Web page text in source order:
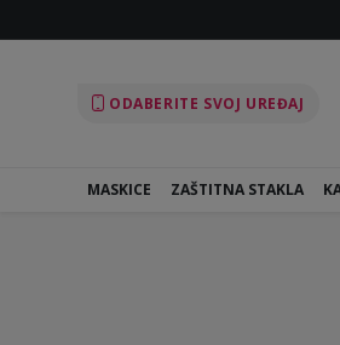
ODABERITE SVOJ UREĐAJ
MASKICE ZAŠTITNA STAKLA